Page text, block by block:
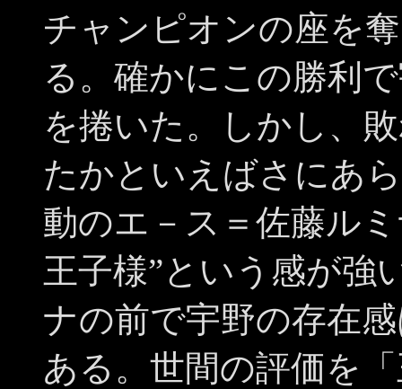
チャンピオンの座を
る。確かにこの勝利
を捲いた。しかし、
たかといえばさにあ
動のエ－ス＝佐藤ル
王子様”という感が強
ナの前で宇野の存在
ある。世間の評価を